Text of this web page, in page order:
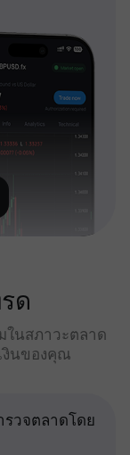
ด
นสภาวะตลาด
งินของคุณ
รวจตลาดโดย